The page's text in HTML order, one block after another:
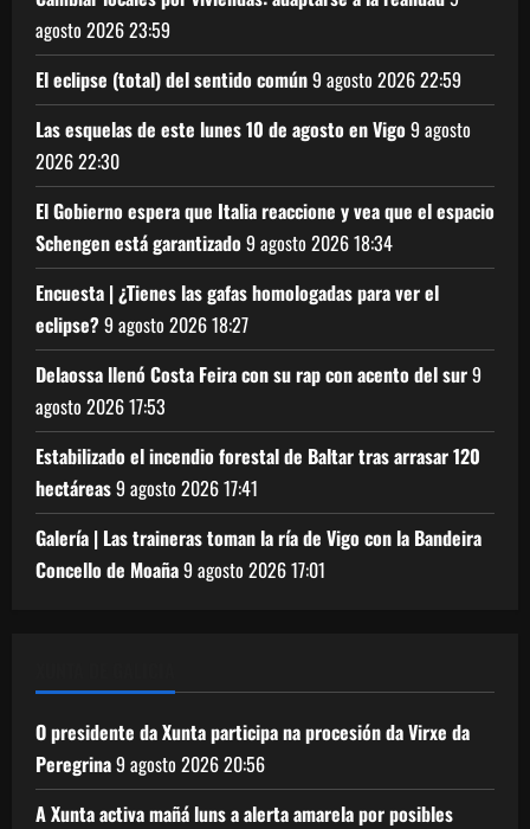
agosto 202623:59
El eclipse (total) del sentido común9 agosto 202622:59
Las esquelas de este lunes 10 de agosto en Vigo9 agosto
202622:30
El Gobierno espera que Italia reaccione y vea que el espacio
Schengen está garantizado9 agosto 202618:34
Encuesta | ¿Tienes las gafas homologadas para ver el
eclipse?9 agosto 202618:27
Delaossa llenó Costa Feira con su rap con acento del sur9
agosto 202617:53
Estabilizado el incendio forestal de Baltar tras arrasar 120
hectáreas9 agosto 202617:41
Galería | Las traineras toman la ría de Vigo con la Bandeira
Concello de Moaña9 agosto 202617:01
O presidente da Xunta participa na procesión da Virxe da
Peregrina9 agosto 202620:56
A Xunta activa mañá luns a alerta amarela por posibles